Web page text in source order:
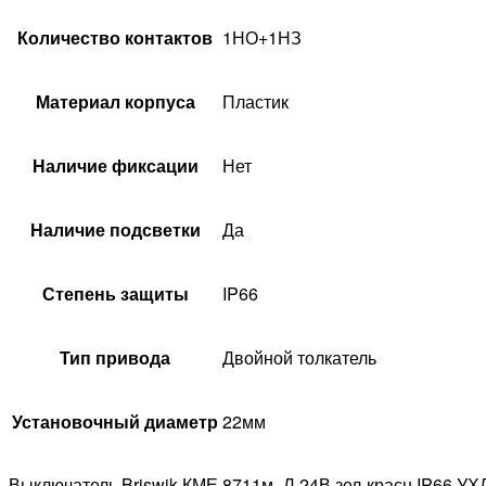
Количество контактов 1НО+1НЗ
Материал корпуса Пластик
Наличие фиксации Нет
Наличие подсветки Да
Степень защиты IP66
Тип привода Двойной толкатель
Установочный диаметр22мм